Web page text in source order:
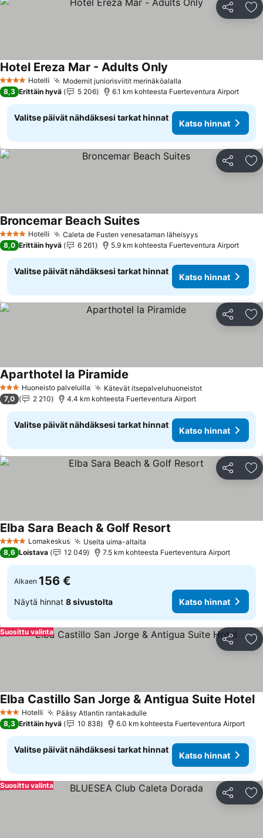
Jaa
4 Tähtiluokitus
Hotelli Modernit juniorisviitit merinäköalalla
Hotel Ereza Mar - Adults Only
8,3 Erittäin hyvä 5 206 6.1 km kohteesta Fuerteventura Airport
Valitse päivät nähdäksesi tarkat hinnat
Katso hinnat
Jaa
4 Tähtiluokitus
Hotelli Caleta de Fusten venesataman läheisyysKatso hinnat
Broncemar Beach SuitesKatso hinnat
8,0 Erittäin hyvä 6 261 5.9 km kohteesta Fuerteventura Airport
Valitse päivät nähdäksesi tarkat hinnat
Katso hinnat
Jaa
3 Tähtiluokitus
Huoneisto palveluilla Kätevät itsepalveluhuoneistotKatso hinnat
Aparthotel la Piramide
7,0 2 210 4.4 km kohteesta Fuerteventura Airport
Valitse päivät nähdäksesi tarkat hinnat
Katso hinnat
Jaa
4 TähtiluokitusLomakeskus Useita uima-altaita
Elba Sara Beach & Golf Resort
8,6 Loistava 12 049 7.5 km kohteesta Fuerteventura Airport
Alkaen 156 €
Näytä hinnat 8 sivustolta Katso hinnat
Jaa
Suosittu valinta
3 Tähtiluokitus
Hotelli Pääsy Atlantin rantakadulleKatso hinnat
Elba Castillo San Jorge & Antigua Suite Hotel
8,3 Erittäin hyvä 10 838 6.0 km kohteesta Fuerteventura Airport
Valitse päivät nähdäksesi tarkat hinnat
Katso hinnat
Jaa
Suosittu valinta